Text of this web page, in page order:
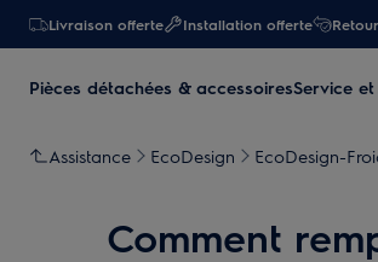
Livraison offerte Installation offerte
Pièces détachées & accessoiresService
Assistance EcoDesign EcoDesign-
Comment